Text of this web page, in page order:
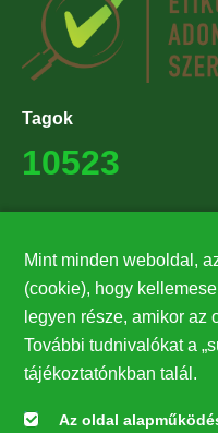
Tagok
10523
27224
Hírlevél feliratkozás
Értesüljön elsőként
Mint minden weboldal,
(cookie), hogy
legyen része, amikor az
További tudnivalókat a
tájékoztatónkban talál.
Az oldal